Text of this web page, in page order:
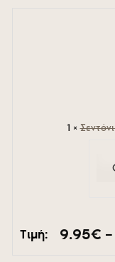
1 ×
Τιμή: 9.95€ –